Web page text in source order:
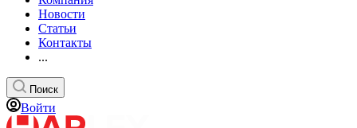
Новости
Статьи
Контакты
...
Поиск
Войти